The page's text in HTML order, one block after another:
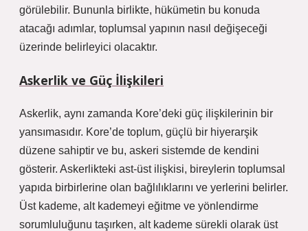
görülebilir. Bununla birlikte, hükümetin bu konuda
atacağı adımlar, toplumsal yapının nasıl değişeceği
üzerinde belirleyici olacaktır.
Askerlik ve Güç İlişkileri
Askerlik, aynı zamanda Kore’deki güç ilişkilerinin bir
yansımasıdır. Kore’de toplum, güçlü bir hiyerarşik
düzene sahiptir ve bu, askeri sistemde de kendini
gösterir. Askerlikteki ast-üst ilişkisi, bireylerin toplumsal
yapıda birbirlerine olan bağlılıklarını ve yerlerini belirler.
Üst kademe, alt kademeyi eğitme ve yönlendirme
sorumluluğunu taşırken, alt kademe sürekli olarak üst